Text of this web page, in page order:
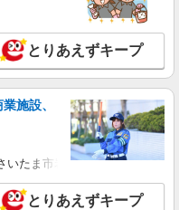
とりあえずキープ
施設、
いたま市岩槻区・久喜市・蓮田
とりあえずキープ